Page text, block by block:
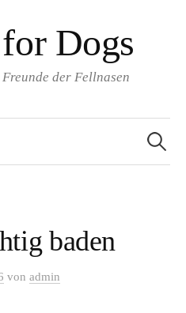
Dogs
der Fellnasen
nach:
baden
von admin